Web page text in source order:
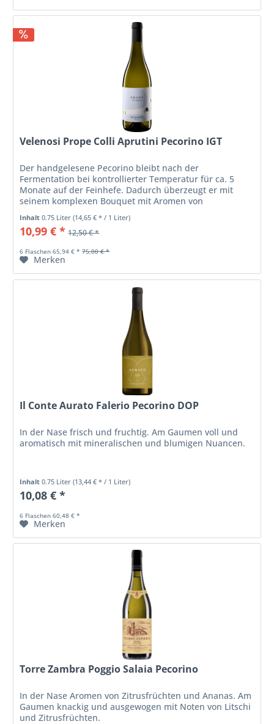
Velenosi Prope Colli Aprutini Pecorino IGT
Der handgelesene Pecorino bleibt nach der
Fermentation bei kontrollierter Temperatur für ca. 5
Monate auf der Feinhefe. Dadurch überzeugt er mit
seinem komplexen Bouquet mit Aromen von
Birnenschale, Brotkruste und Kräutern wie Salbei und...
Inhalt0.75 Liter(14,65 € * / 1 Liter)
10,99 € * 12,50 € *
6 Flaschen 65,94 € * 75,00 € *
Merken
Il Conte Aurato Falerio Pecorino DOP
In der Nase frisch und fruchtig. Am Gaumen voll und
aromatisch mit mineralischen und blumigen Nuancen.
Inhalt0.75 Liter(13,44 € * / 1 Liter)
10,08 € *
6 Flaschen 60,48 € *
Merken
Torre Zambra Poggio Salaia Pecorino
In der Nase Aromen von Zitrusfrüchten und Ananas. Am
Gaumen knackig und ausgewogen mit Noten von Litschi
und Zitrusfrüchten.